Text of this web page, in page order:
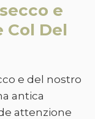
e
Col Del
e del nostro
antica
attenzione